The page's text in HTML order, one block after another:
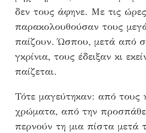
δεν τους άφηνε. Με τις ώρες
παρακολουθούσαν τους
παίζουν. Ώσπου, μετά από
γκρίνια, τους έδειξαν κι
παίζεται.
Τότε μαγεύτηκαν: από τους
χρώματα, από την
περνούν τη μια πίστα μετά